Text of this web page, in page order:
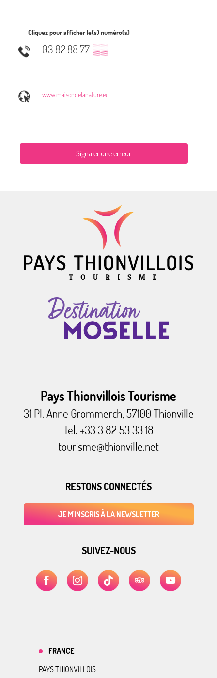
Cliquez pour afficher le(s) numéro(s)
03 82 88 77 ▒▒
www.maisondelanature.eu
Signaler une erreur
Pays Thionvillois Tourisme
31 Pl. Anne Grommerch, 57100 Thionville
Tel. +33 3 82 53 33 18
tourisme@thionville.net
RESTONS CONNECTÉS
JE M'INSCRIS À LA NEWSLETTER
SUIVEZ-NOUS
FRANCE
PAYS THIONVILLOIS